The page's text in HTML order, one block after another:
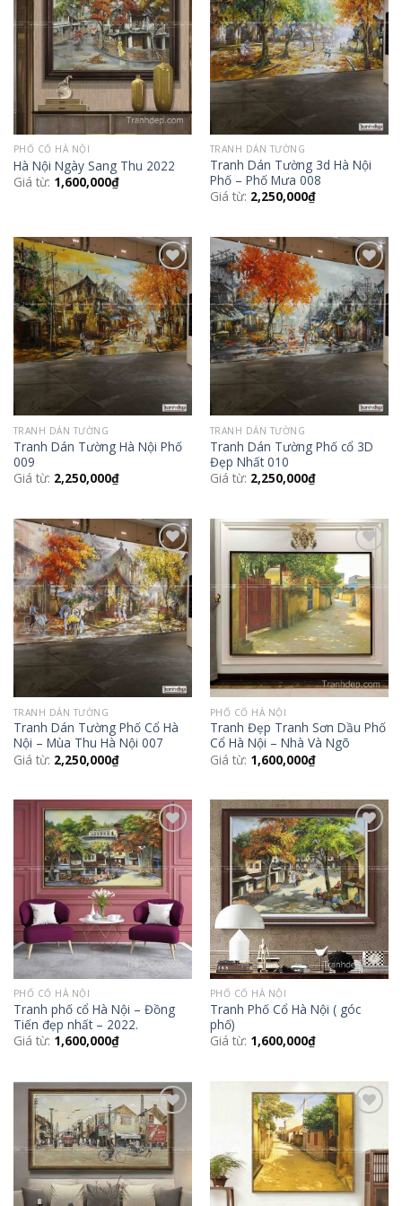
Wishlist
PHỐ CỔ HÀ NỘI
Hà Nội Ngày Sang Thu 2022
Giá từ: 1,600,000₫
Wishlist
TRANH DÁN TƯỜNG
Tranh Dán Tường 3d Hà Nội
Phố – Phố Mưa 008
Giá từ: 2,250,000₫
Add to
Wishlist
TRANH DÁN TƯỜNG
Tranh Dán Tường Hà Nội Phố
009
Giá từ: 2,250,000₫
Add to
Wishlist
TRANH DÁN TƯỜNG
Tranh Dán Tường Phố cổ 3D
Đẹp Nhất 010
Giá từ: 2,250,000₫
Add to
Wishlist
TRANH DÁN TƯỜNG
Tranh Dán Tường Phố Cổ Hà
Nội – Mùa Thu Hà Nội 007
Giá từ: 2,250,000₫
Wishlist
PHỐ CỔ HÀ NỘI
Tranh Đẹp Tranh Sơn Dầu Phố
Cổ Hà Nội – Nhà Và Ngõ
Giá từ: 1,600,000₫
Add to
Wishlist
PHỐ CỔ HÀ NỘI
Tranh phố cổ Hà Nội – Đồng
Tiến đẹp nhất – 2022.
Giá từ: 1,600,000₫
Add to
Wishlist
PHỐ CỔ HÀ NỘI
Tranh Phố Cổ Hà Nội ( góc
phố)
Giá từ: 1,600,000₫
Add to
Wishlist
Add to
Wishlist